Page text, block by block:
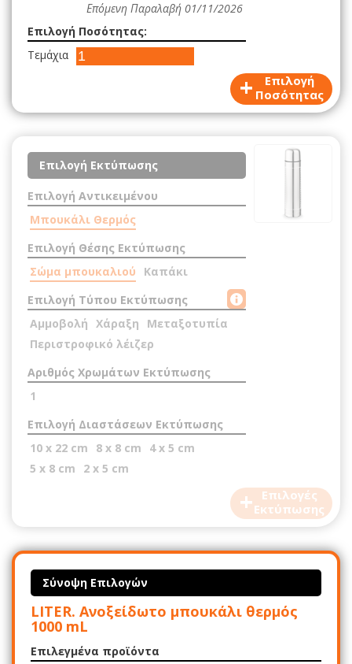
+
Επιλογή
Ποσότητας
Επόμενη Παραλαβή 01/11/2026
Επιλογή Ποσότητας:
Τεμάχια
+
Επιλογές
Εκτύπωσης
Επιλογή Εκτύπωσης
Επιλογή Αντικειμένου
Μπουκάλι Θερμός
Επιλογή Θέσης Εκτύπωσης
Σώμα μπουκαλιού
Καπάκι
Επιλογή Τύπου Εκτύπωσης
Αμμοβολή Χάραξη
Μεταξοτυπία
Περιστροφικό λέιζερ
Αριθμός Χρωμάτων Εκτύπωσης
1
Επιλογή Διαστάσεων Εκτύπωσης
10 x 22 cm
8 x 8 cm
4 x 5 cm
5 x 8 cm
2 x 5 cm
Σύνοψη Επιλογών
LITER. Ανοξείδωτο μπουκάλι θερμός
1000 mL
Επιλεγμένα προϊόντα